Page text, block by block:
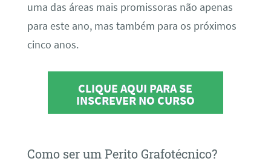
uma das áreas mais promissoras não apenas
para este ano, mas também para os próximos
cinco anos.
CLIQUE AQUI PARA SE
INSCREVER NO CURSO
Como ser um Perito Grafotécnico?